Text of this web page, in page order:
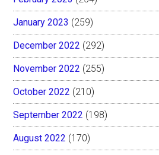
January 2023 (259)
December 2022 (292)
November 2022 (255)
October 2022 (210)
September 2022 (198)
August 2022 (170)